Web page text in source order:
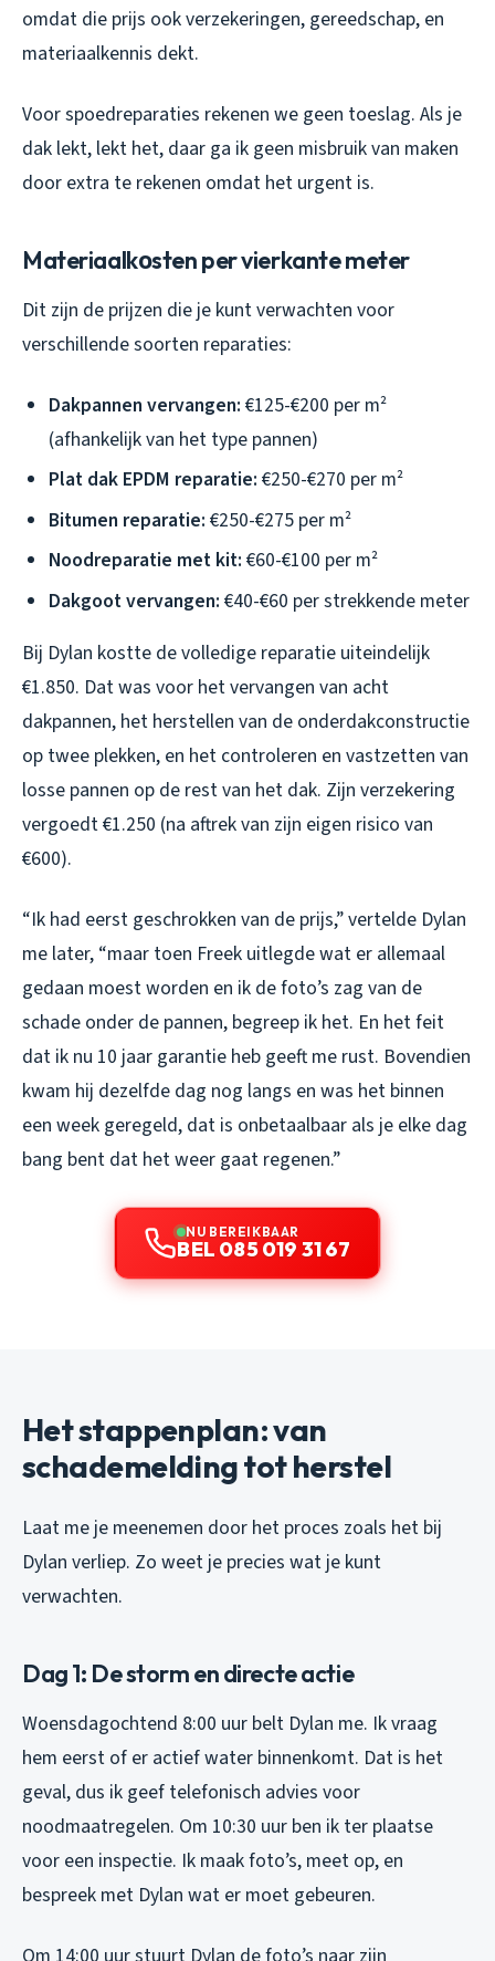
omdat die prijs ook verzekeringen, gereedschap, en
materiaalkennis dekt.
Voor spoedreparaties rekenen we geen toeslag. Als je
dak lekt, lekt het, daar ga ik geen misbruik van maken
door extra te rekenen omdat het urgent is.
Materiaalkоsten per vierkante meter
Dit zijn de prijzen die je kunt verwachten voor
verschillende soorten reparaties:
Dakpannen vervangen: €125-€200 per m²
(afhankelijk van het type pannen)
Plat dak EPDM reparatie: €250-€270 per m²
Bitumen reparatie: €250-€275 per m²
Noodreparatie met kit: €60-€100 per m²
Dakgoot vervangen: €40-€60 per strekkende meter
Bij Dylan kostte de volledige reparatie uiteindelijk
€1.850. Dat was voor het vervangen van acht
dakpannen, het herstellen van de onderdakconstructie
op twee plekken, en het controleren en vastzetten van
losse pannen op de rest van het dak. Zijn verzekering
vergoedt €1.250 (na aftrek van zijn eigen risico van
€600).
“Ik had eerst geschrokken van de prijs,” vertelde Dylan
me later, “maar toen Freek uitlegde wat er allemaal
gedaan moest worden en ik de foto’s zag van de
schade onder de pannen, begreep ik het. En het feit
dat ik nu 10 jaar garantie heb geeft me rust. Bovendien
kwam hij dezelfde dag nog langs en was het binnen
een week geregeld, dat is onbetaalbaar als je elke dag
bang bent dat het weer gaat regenen.”
NU BEREIKBAAR
BEL 085 019 31 67
Het stappenplan: van
schademelding tot herstel
Laat me je meenemen door het proces zoals het bij
Dylan verliep. Zo weet je precies wat je kunt
verwachten.
Dag 1: De storm en directe actie
Woensdagochtend 8:00 uur belt Dylan me. Ik vraag
hem eerst of er actief water binnenkomt. Dat is het
geval, dus ik geef telefonisch advies voor
noodmaatregelen. Om 10:30 uur ben ik ter plaatse
voor een inspectie. Ik maak foto’s, meet op, en
bespreek met Dylan wat er moet gebeuren.